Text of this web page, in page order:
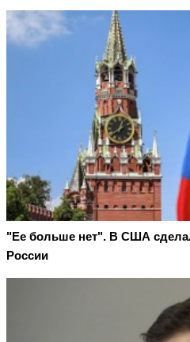
"Ее больше нет". В США
России